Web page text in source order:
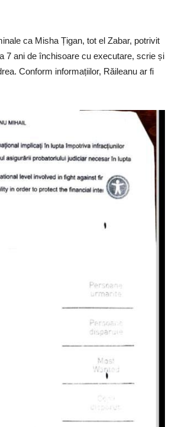
ca Misha Țigan, tot el Zabar, potrivit
7 ani de închisoare cu executare, scrie și
Conform informațiilor, Răileanu ar fi